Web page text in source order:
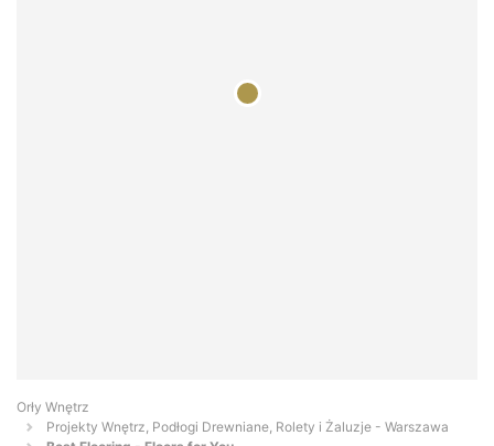
Orły Wnętrz
Projekty Wnętrz, Podłogi Drewniane, Rolety i Żaluzje - Warszawa